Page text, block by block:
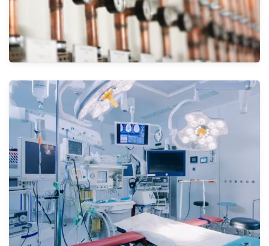
معدات السلامة
الأنظمة
حلول الضغط المنخفض
الأنظمة